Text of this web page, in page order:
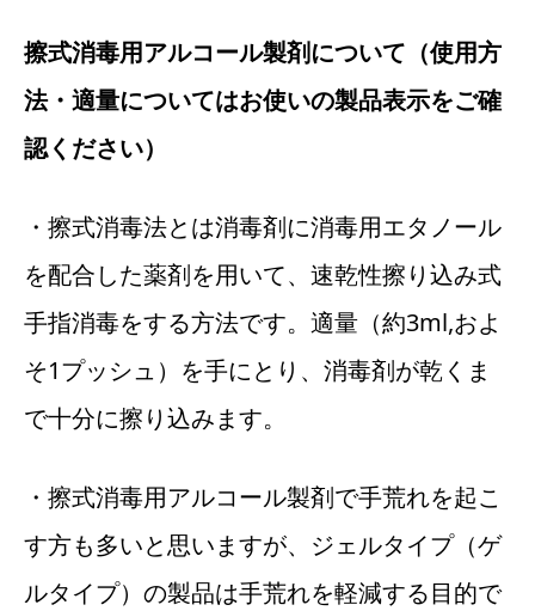
擦式消毒用アルコール製剤について（使用方
法・適量についてはお使いの製品表示をご確
認ください）
・擦式消毒法とは消毒剤に消毒用エタノール
を配合した薬剤を用いて、速乾性擦り込み式
手指消毒をする方法です。適量（約3ml,およ
そ1プッシュ）を手にとり、消毒剤が乾くま
で十分に擦り込みます。
・擦式消毒用アルコール製剤で手荒れを起こ
す方も多いと思いますが、ジェルタイプ（ゲ
ルタイプ）の製品は手荒れを軽減する目的で